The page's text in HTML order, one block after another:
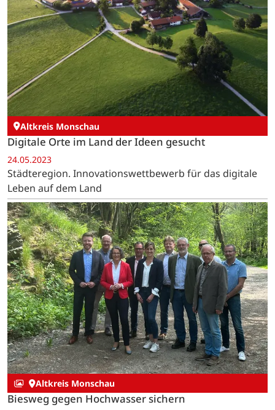
Altkreis Monschau
Digitale Orte im Land der Ideen gesucht
24.05.2023
Städteregion. Innovationswettbewerb für das digitale
Leben auf dem Land
Altkreis Monschau
Biesweg gegen Hochwasser sichern